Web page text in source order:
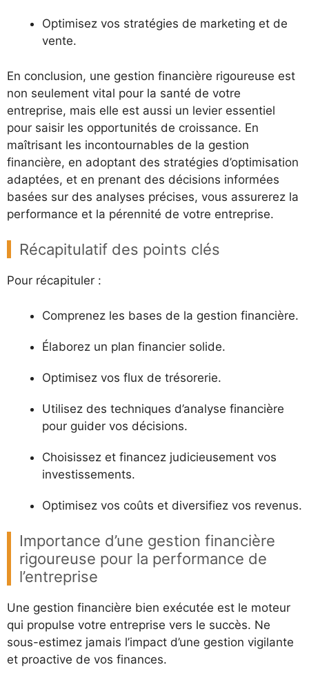
Optimisez vos stratégies de marketing et de
vente.
En conclusion, une gestion financière rigoureuse est
non seulement vital pour la santé de votre
entreprise, mais elle est aussi un levier essentiel
pour saisir les opportunités de croissance. En
maîtrisant les incontournables de la gestion
financière, en adoptant des stratégies d’optimisation
adaptées, et en prenant des décisions informées
basées sur des analyses précises, vous assurerez la
performance et la pérennité de votre entreprise.
Récapitulatif des points clés
Pour récapituler :
Comprenez les bases de la gestion financière.
Élaborez un plan financier solide.
Optimisez vos flux de trésorerie.
Utilisez des techniques d’analyse financière
pour guider vos décisions.
Choisissez et financez judicieusement vos
investissements.
Optimisez vos coûts et diversifiez vos revenus.
Importance d’une gestion financière
rigoureuse pour la performance de
l’entreprise
Une gestion financière bien exécutée est le moteur
qui propulse votre entreprise vers le succès. Ne
sous-estimez jamais l’impact d’une gestion vigilante
et proactive de vos finances.